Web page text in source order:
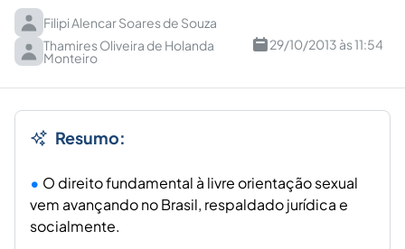
Filipi Alencar Soares de Souza
Thamires Oliveira de Holanda
Monteiro
29/10/2013 às 11:54
Resumo:
O direito fundamental à livre orientação sexual
vem avançando no Brasil, respaldado jurídica e
socialmente.